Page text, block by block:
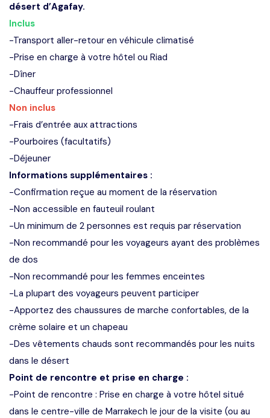
désert d’Agafay.
Inclus
-Transport aller-retour en véhicule climatisé
-Prise en charge à votre hôtel ou Riad
-Dîner
-Chauffeur professionnel
Non inclus
-Frais d’entrée aux attractions
-Pourboires (facultatifs)
-Déjeuner
Informations supplémentaires :
-Confirmation reçue au moment de la réservation
-Non accessible en fauteuil roulant
-Un minimum de 2 personnes est requis par réservation
-Non recommandé pour les voyageurs ayant des problèmes
de dos
-Non recommandé pour les femmes enceintes
-La plupart des voyageurs peuvent participer
-Apportez des chaussures de marche confortables, de la
crème solaire et un chapeau
-Des vêtements chauds sont recommandés pour les nuits
dans le désert
Point de rencontre et prise en charge :
-Point de rencontre : Prise en charge à votre hôtel situé
dans le centre-ville de Marrakech le jour de la visite (ou au